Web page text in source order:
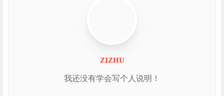
ZIZHU
我还没有学会写个人说明！